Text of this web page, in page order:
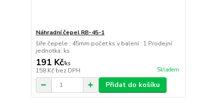
Náhradní čepel RB-45-1
šíře čepele : 45mm počet ks v balení : 1 Prodejní
jednotka: ks
191 Kč/ks
158 Kč bez DPH Skladem
Přidat do košíku